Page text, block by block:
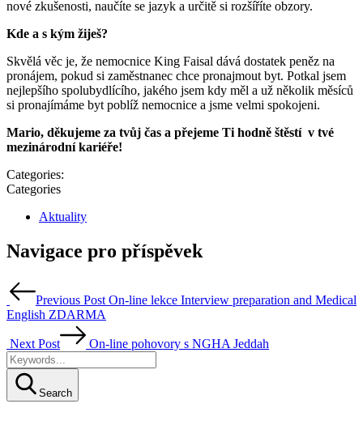
nové zkušenosti, naučíte se jazyk a určitě si rozšíříte obzory.
Kde a s kým žiješ?
Skvělá věc je, že nemocnice King Faisal dává dostatek peněz na
pronájem, pokud si zaměstnanec chce pronajmout byt. Potkal jsem
nejlepšího spolubydlícího, jakého jsem kdy měl a už několik měsíců
si pronajímáme byt poblíž nemocnice a jsme velmi spokojeni.
Mario, děkujeme za tvůj čas a přejeme Ti hodně štěstí v tvé
mezinárodní kariéře!
Categories:
Categories
Aktuality
Navigace pro příspěvek
Previous Post On-line lekce Interview preparation and Medical
English ZDARMA
Next Post On-line pohovory s NGHA Jeddah
Search